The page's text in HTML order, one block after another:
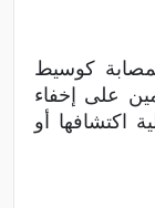
كوسيط
على إخفاء
اكتشافها أو